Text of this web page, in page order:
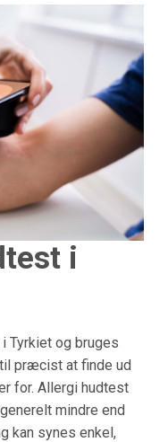
i
Tyrkiet og bruges
præcist at finde ud
for. Allergi hudtest
mindre end
kan synes enkel,